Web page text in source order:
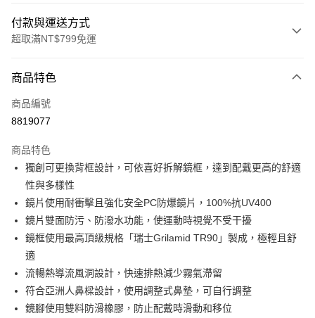
付款與運送方式
超取滿NT$799免運
信用卡一次付款
信用卡分期付款
合作金庫商業銀行
華南商業銀行
彰化商業銀行
上海商業儲蓄銀行
國泰世華商業銀行
兆豐國際商業銀行
臺灣中小企業銀行
台中商業銀行
匯豐（台灣）商業銀行
聯邦商業銀行
遠東國際商業銀行
元大商業銀行
玉山商業銀行
星展（台灣）商業銀行
台新國際商業銀行
中國信託商業銀行
台灣樂天信用卡公司
6 期 0 利率 每期
華南商業銀行
上海商業儲蓄銀行
台北富邦商業銀行
國泰世華商業銀行
兆豐國際商業銀行
臺灣中小企業銀行
台中商業銀行
匯豐（台灣）商業銀行
聯邦商業銀行
遠東國際商業銀行
元大商業銀行
永豐商業銀行
玉山商業銀行
星展（台灣）商業銀行
台新國際商業銀行
中國信託商業銀行
LINE Pay
Apple Pay
街口支付
悠遊付
Google Pay
ATM付款
商品特色
商品編號
8819077
商品特色
獨創可更換背框設計，可依喜好拆解鏡框，達到配戴更高的舒適
性與多樣性
鏡片使用耐衝擊且強化安全PC防爆鏡片，100%抗UV400
鏡片雙面防污、防潑水功能，使運動時視覺不受干擾
鏡框使用最高頂級規格「瑞士Grilamid TR90」製成，極輕且舒
適
流暢熱導流風洞設計，快速排熱減少霧氣滯留
符合亞洲人鼻樑設計，使用調整式鼻墊，可自行調整
鏡腳使用雙料防滑橡膠，防止配戴時滑動和移位